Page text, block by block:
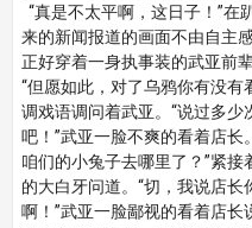
“真是不太平啊，这日子！”在
来的新闻报道的画面不由自主
正好穿着一身执事装的武亚前
“但愿如此，对了乌鸦你有没
调戏语调问着武亚。“说过多
吧！”武亚一脸不爽的看着店
咱们的小兔子去哪里了？”紧
的大白牙问道。“切，我说店
啊！”武亚一脸鄙视的看着店